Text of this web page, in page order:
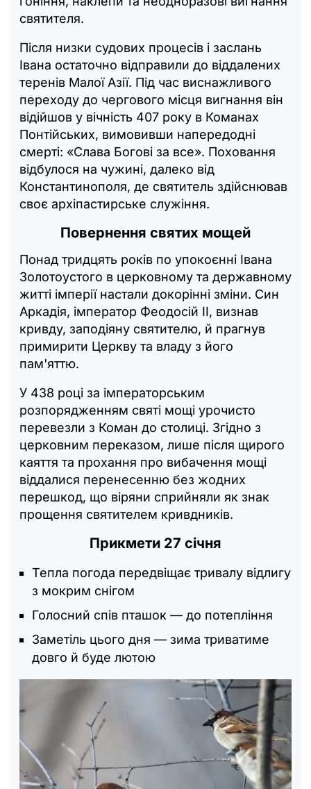
святителя.
Після низки судових процесів і заслань
Івана остаточно відправили до віддалених
теренів Малої Азії. Під час виснажливого
переходу до чергового місця вигнання він
відійшов у вічність 407 року в Команах
Понтійських, вимовивши напередодні
смерті: «Слава Богові за все». Поховання
відбулося на чужині, далеко від
Константинополя, де святитель здійснював
своє архіпастирське служіння.
Повернення святих мощей
Понад тридцять років по упокоєнні Івана
Золотоустого в церковному та державному
житті імперії настали докорінні зміни. Син
Аркадія, імператор Феодосій ІІ, визнав
кривду, заподіяну святителю, й прагнув
примирити Церкву та владу з його
пам'яттю.
У 438 році за імператорським
розпорядженням святі мощі урочисто
перевезли з Коман до столиці. Згідно з
церковним переказом, лише після щирого
каяття та прохання про вибачення мощі
віддалися перенесенню без жодних
перешкод, що віряни сприйняли як знак
прощення святителем кривдників.
Прикмети 27 січня
Тепла погода передвіщає тривалу відлигу
з мокрим снігом
Голосний спів пташок — до потепління
Заметіль цього дня — зима триватиме
довго й буде лютою